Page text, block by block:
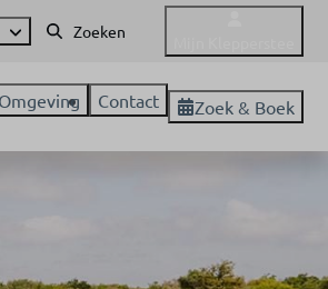
Omgeving Contact Zoek & Boek